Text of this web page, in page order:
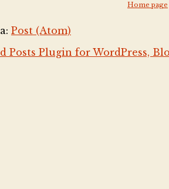
Home page
Post (Atom)